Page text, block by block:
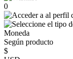
0
Moneda
Según producto
$